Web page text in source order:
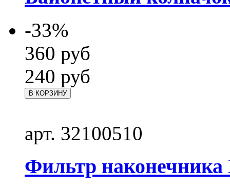
-33%
360 руб
240 руб
В КОРЗИНУ
арт. 32100510
Фильтр наконечника